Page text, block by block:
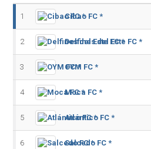
1 Cibao FC *
2 Delfines del Este FC *
3 OYM FC *
4 Moca FC *
5 Atlántico FC *
6 Salcedo FC *